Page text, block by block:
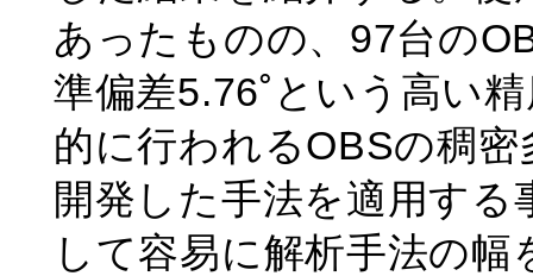
あったものの、97台の
準偏差5.76˚という高い
的に行われるOBSの稠
開発した手法を適用す
して容易に解析手法の